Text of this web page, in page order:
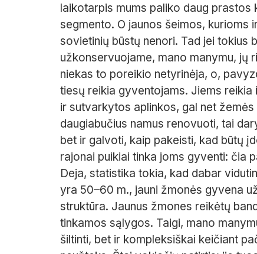
laikotarpis mums paliko daug
segmento. O jaunos šeimos, kurioms
sovietinių būstų nenori. Tad jei tokius
užkonservuojame, mano manymu, jų
niekas to poreikio netyrinėja, o,
tiesų reikia gyventojams. Jiems
ir sutvarkytos aplinkos, gal net
daugiabučius namus renovuoti, tai
bet ir galvoti, kaip pakeisti, kad būtų
rajonai puikiai tinka joms gyventi: čia
Deja, statistika tokia, kad dabar
yra 50–60 m., jauni žmonės gyvena
struktūra. Jaunus žmones reikėtų
tinkamos sąlygos. Taigi, mano
šiltinti, bet ir kompleksiškai keičiant